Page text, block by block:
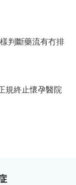
判斷藥流有冇排
規終止懷孕醫院